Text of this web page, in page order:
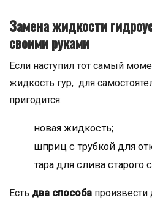
Замена жидкости
своими руками
Если наступил тот самый
жидкость гур, для
пригодится:
новая жидкость;
шприц с трубкой для
тара для слива старого
Есть два способа